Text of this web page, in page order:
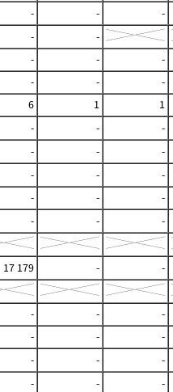
- - -
-
-
- - -
- - -
6 1 1
- - -
- - -
- - -
- - -
- - -
17 179 - -
- - -
- - -
- - -
- - -